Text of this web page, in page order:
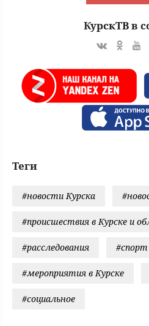
КурскТВ в
Теги
#новости Курска
#происшествия в Курске и
#расследования #спорт
#мероприятия в Курске
#социальное